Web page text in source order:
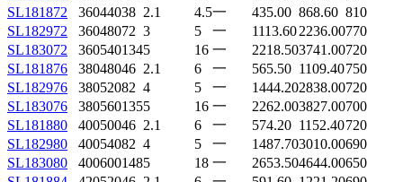
SL181872
36044038 2.1 4.5一 435.00 868.60 810
SL182972
36048072 3 5 一 1113.602236.00770
SL183072
3605401345 16 一 2218.503741.00720
SL181876
38048046 2.1 6 一 565.50 1109.40750
SL182976
38052082 4 5 一 1444.202838.00720
SL183076
3805601355 16 一 2262.003827.00700
SL181880
40050046 2.1 6 一 574.20 1152.40720
SL182980
40054082 4 5 一 1487.703010.00690
SL183080
4006001485 18 一 2653.504644.00650